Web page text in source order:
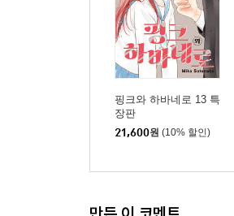
핑크와 하바네로 13 특
장판
21,600원 (10% 할인)